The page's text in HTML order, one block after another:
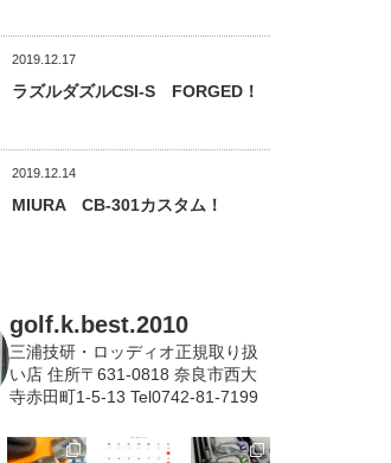
2019.12.17
ラズルダズルCSI-S FORGED！
2019.12.14
MIURA CB-301カスタム！
golf.k.best.2010
三浦技研・ロッディオ正規取り扱
い店 住所〒631-0818 奈良市西大
寺赤田町1-5-13 Tel0742-81-7199